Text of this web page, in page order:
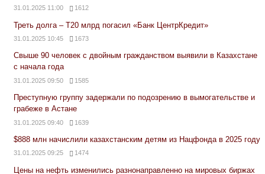
31.01.2025 11:00 1612
Треть долга – Т20 млрд погасил «Банк ЦентрКредит»
31.01.2025 10:45 1673
Свыше 90 человек с двойным гражданством выявили в Казахстане
с начала года
31.01.2025 09:50 1585
Преступную группу задержали по подозрению в вымогательстве и
грабеже в Астане
31.01.2025 09:40 1639
$888 млн начислили казахстанским детям из Нацфонда в 2025 году
31.01.2025 09:25 1474
Цены на нефть изменились разнонаправленно на мировых биржах